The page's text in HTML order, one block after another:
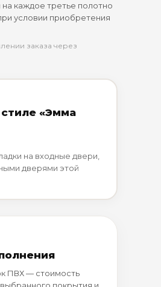
каждое третье полотно
условии приобретения
заказа через
«Эмма
на входные двери,
дверями этой
ПВХ — стоимость